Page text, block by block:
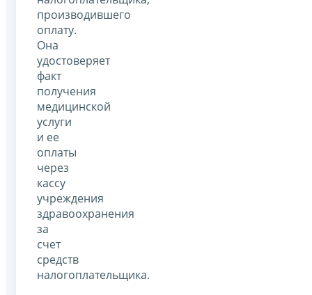
производившего
оплату.
Она
удостоверяет
факт
получения
медицинской
услуги
и ее
оплаты
через
кассу
учреждения
здравоохранения
за
счет
средств
налогоплательщика.